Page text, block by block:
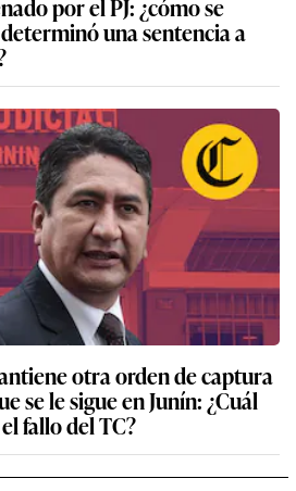
por el PJ: ¿cómo se
una sentencia a
otra orden de captura
se le sigue en Junín: ¿Cuál
fallo del TC?